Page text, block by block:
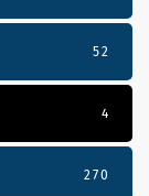
52
4
270